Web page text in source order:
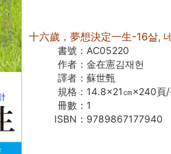
十六歲，夢想決定一生-16살,
書號： AC05220
作者： 金在憲김재헌
譯者： 蘇世甄
規格： 14.8×21㎝×240頁
冊數： 1
ISBN： 9789867177940